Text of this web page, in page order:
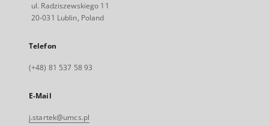
ul. Radziszewskiego 11
20-031 Lublin, Poland
Telefon
(+48) 81 537 58 93
E-Mail
j.startek@umcs.pl